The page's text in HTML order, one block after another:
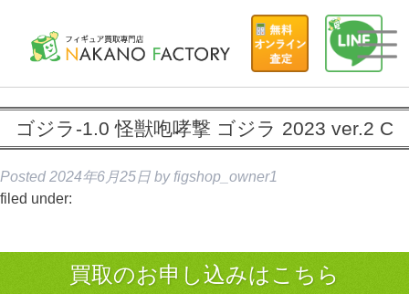
ゴジラ-1.0 怪獣咆哮撃 ゴジラ 2023 ver.2 C
Posted 2024年6月25日 by figshop_owner1
filed under:
買取のお申し込みはこちら